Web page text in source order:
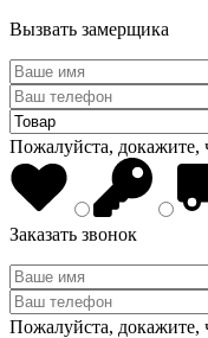
Вызвать замерщика
Пожалуйста, докажите,
Заказать звонок
Пожалуйста, докажите,